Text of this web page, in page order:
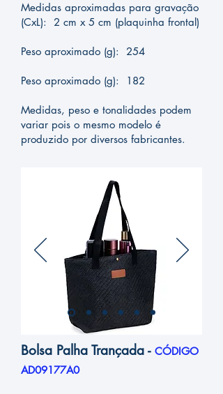
Medidas aproximadas para gravação
(CxL): 2 cm x 5 cm (plaquinha frontal)
Peso aproximado (g): 254
Peso aproximado (g): 182
Medidas, peso e tonalidades podem
variar pois o mesmo modelo é
produzido por diversos fabricantes.
Bolsa Palha Trançada - CÓDIGO
AD09177A0